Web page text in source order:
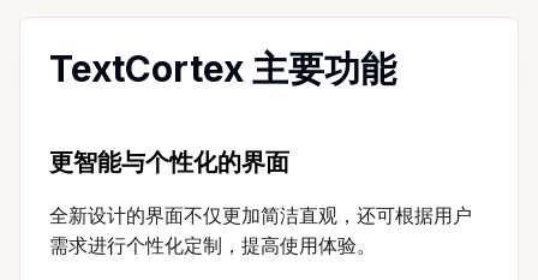
TextCortex 主要功能
更智能与个性化的界面
全新设计的界面不仅更加简洁直观，还可根据用户
需求进行个性化定制，提高使用体验。